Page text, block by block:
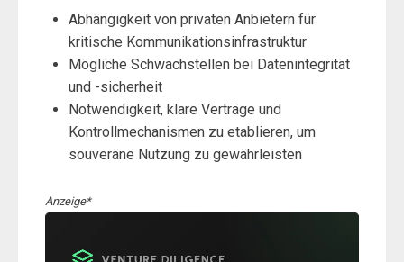
Abhängigkeit von privaten Anbietern für
kritische Kommunikationsinfrastruktur
Mögliche Schwachstellen bei Datenintegrität
und -sicherheit
Notwendigkeit, klare Verträge und
Kontrollmechanismen zu etablieren, um
souveräne Nutzung zu gewährleisten
Anzeige*